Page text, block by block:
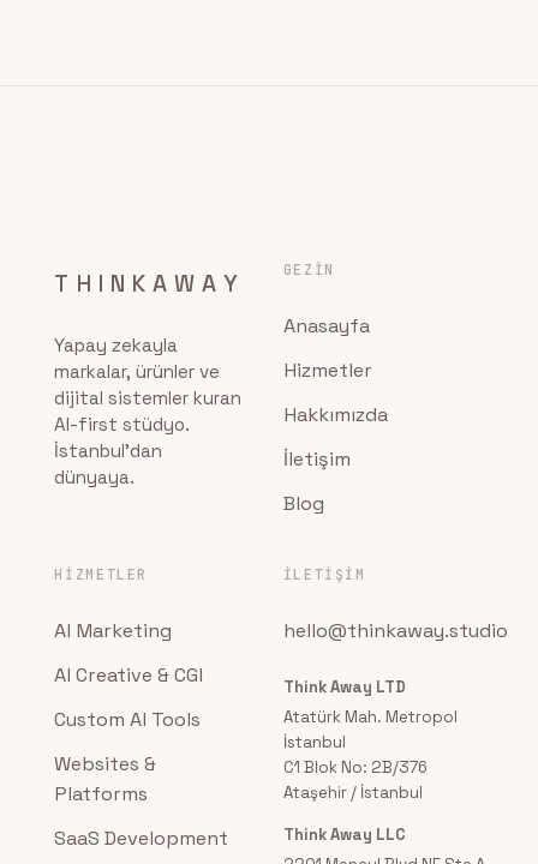
THINKAWAY
Yapay zekayla
markalar, ürünler ve
dijital sistemler kuran
AI-first stüdyo.
İstanbul'dan
dünyaya.
GEZIN
Anasayfa
Hizmetler
Hakkımızda
İletişim
Blog
HIZMETLER
AI Marketing
AI Creative & CGI
Custom AI Tools
Websites &
Platforms
SaaS Development
İLETIŞIM
hello@thinkaway.studio
Think Away LTD
Atatürk Mah. Metropol
İstanbul
C1 Blok No: 2B/376
Ataşehir / İstanbul
Think Away LLC